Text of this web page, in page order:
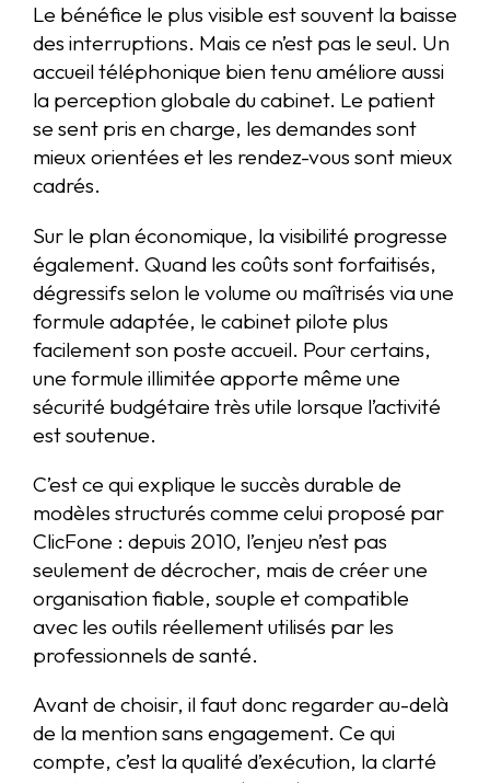
Le bénéfice le plus visible est souvent la baisse
des interruptions. Mais ce n’est pas le seul. Un
accueil téléphonique bien tenu améliore aussi
la perception globale du cabinet. Le patient
se sent pris en charge, les demandes sont
mieux orientées et les rendez-vous sont mieux
cadrés.
Sur le plan économique, la visibilité progresse
également. Quand les coûts sont forfaitisés,
dégressifs selon le volume ou maîtrisés via une
formule adaptée, le cabinet pilote plus
facilement son poste accueil. Pour certains,
une formule illimitée apporte même une
sécurité budgétaire très utile lorsque l’activité
est soutenue.
C’est ce qui explique le succès durable de
modèles structurés comme celui proposé par
ClicFone : depuis 2010, l’enjeu n’est pas
seulement de décrocher, mais de créer une
organisation fiable, souple et compatible
avec les outils réellement utilisés par les
professionnels de santé.
Avant de choisir, il faut donc regarder au-delà
de la mention sans engagement. Ce qui
compte, c’est la qualité d’exécution, la clarté